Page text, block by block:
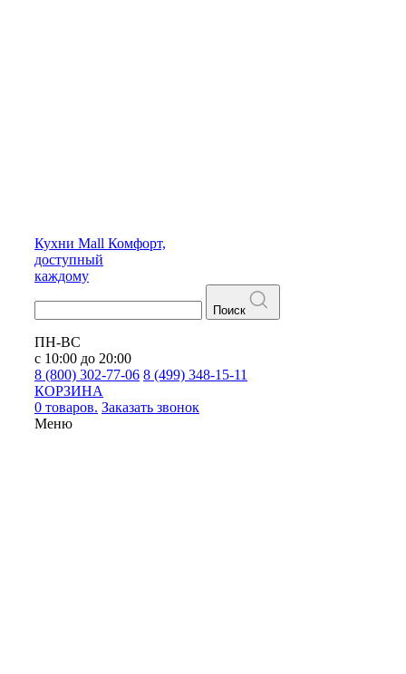
Кухни Mall Комфорт,
доступный
каждому
Поиск
ПН-ВС
с 10:00 до 20:00
8 (800) 302-77-06 8 (499) 348-15-11
КОРЗИНА
0 товаров. Заказать звонок
Меню